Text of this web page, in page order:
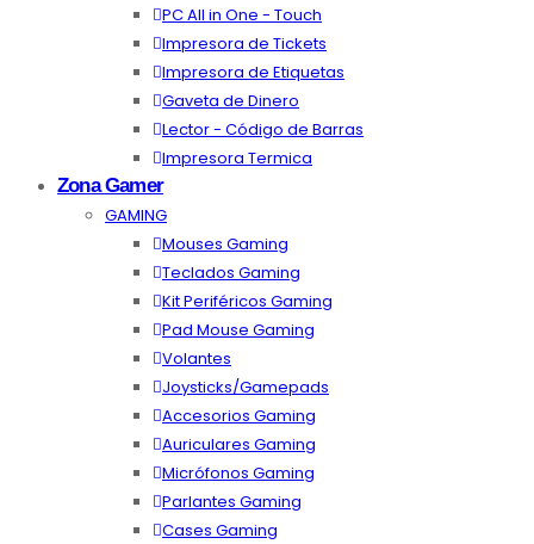
PC All in One - Touch
Impresora de Tickets
Impresora de Etiquetas
Gaveta de Dinero
Lector - Código de Barras
Impresora Termica
Zona Gamer
GAMING
Mouses Gaming
Teclados Gaming
Kit Periféricos Gaming
Pad Mouse Gaming
Volantes
Joysticks/Gamepads
Accesorios Gaming
Auriculares Gaming
Micrófonos Gaming
Parlantes Gaming
Cases Gaming